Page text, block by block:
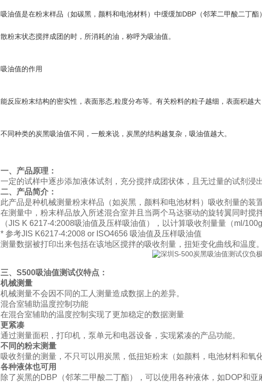
吸油值是在粉末样品（如碳黑，颜料和电池材料）中缓缓加DBP（邻苯二甲酸二丁
散粉末状态搅拌成团的时，所消耗的油，称呼为吸油值。
吸油值的作用
能反应粉末结构的密实性，表面形态,粒度分布等。有关粉料的粒子越细，表面积越
不同种类的炭黑吸油值不同，一般来说，炭黑的结构越复杂，吸油值越大。
一、产品原理：
一定的试样中逐步添加液体试剂，充分搅拌成团状体，且无过量的试剂浸
二、产品简介：
此产品是种机械测量粉末样品（如炭黑，颜料和电池材料）吸收剂量的装
在测量中，粉末样品放入所述混合室并且当两个马达驱动的旋转翼同时搅
（JIS K 6217-4:2008吸油值及压样吸油值），以计算吸收剂量量（ml/
* 参考JIS K6217-4:2008 or ISO4656 吸油值及压样吸油值
测量数据被打印出来包括在该地区搅拌的吸收剂量，扭矩变化曲线和温度
三、S500吸油值测试仪特点：
机械测量
机械测量不会因不同的工人测量造成数据上的差异。
混合室辅助温度控制功能
在混合室辅助的温度控制实现了更加稳定的数据测量
更紧凑
通过测量面积，打印机，泵单元和电器设备，实现紧凑的产品功能。
不同的粉末测量
吸收剂量的测量，不只可以用炭黑，低扭矩粉末（如颜料，电池材料和氧
各种液体也可用
除了炭黑的DBP（邻苯二甲酸二丁酯），可以使用各种液体，如DOP和亚